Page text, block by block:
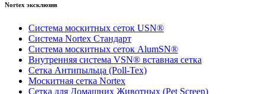
Nortex эксклюзив
Система москитных сеток USN®
Система Nortex Стандарт
Система москитных сеток AlumSN®
Внутренняя система VSN® вставная сетка
Сетка Антипыльца (Poll-Tex)
Москитная сетка Nortex
Сетка для Домашних Животных (Pet Screen)